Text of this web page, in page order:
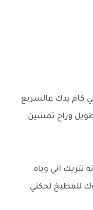
كام يدك عالسريع
طويل وراح تمشين
اني وياه
للمطبخ لحكني